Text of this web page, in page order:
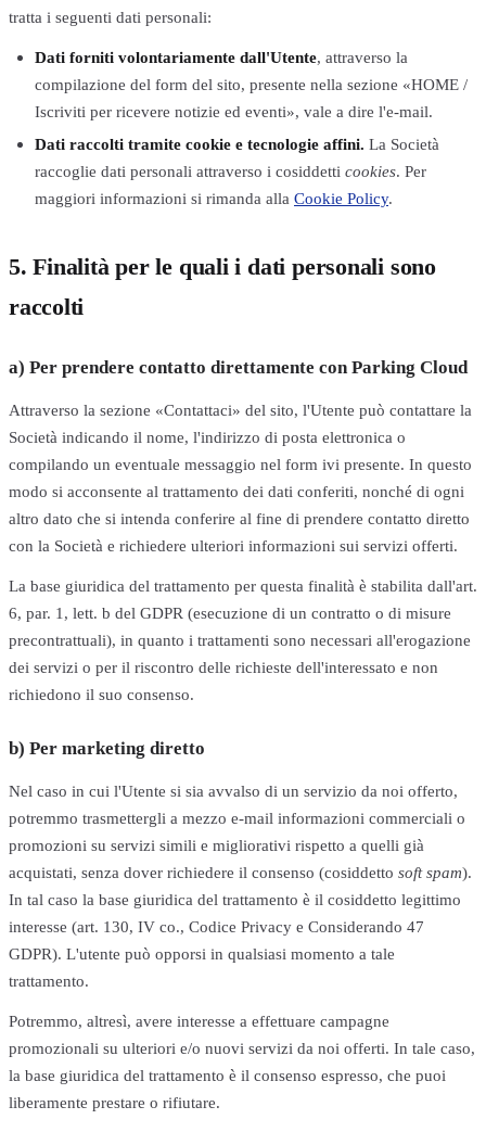
tratta i seguenti dati personali:
Dati forniti volontariamente dall'Utente, attraverso la
compilazione del form del sito, presente nella sezione «HOME /
Iscriviti per ricevere notizie ed eventi», vale a dire l'e-mail.
Dati raccolti tramite cookie e tecnologie affini. La Società
raccoglie dati personali attraverso i cosiddetti cookies. Per
maggiori informazioni si rimanda alla Cookie Policy.
5. Finalità per le quali i dati personali sono
raccolti
a) Per prendere contatto direttamente con Parking Cloud
Attraverso la sezione «Contattaci» del sito, l'Utente può contattare la
Società indicando il nome, l'indirizzo di posta elettronica o
compilando un eventuale messaggio nel form ivi presente. In questo
modo si acconsente al trattamento dei dati conferiti, nonché di ogni
altro dato che si intenda conferire al fine di prendere contatto diretto
con la Società e richiedere ulteriori informazioni sui servizi offerti.
La base giuridica del trattamento per questa finalità è stabilita dall'art.
6, par. 1, lett. b del GDPR (esecuzione di un contratto o di misure
precontrattuali), in quanto i trattamenti sono necessari all'erogazione
dei servizi o per il riscontro delle richieste dell'interessato e non
richiedono il suo consenso.
b) Per marketing diretto
Nel caso in cui l'Utente si sia avvalso di un servizio da noi offerto,
potremmo trasmettergli a mezzo e-mail informazioni commerciali o
promozioni su servizi simili e migliorativi rispetto a quelli già
acquistati, senza dover richiedere il consenso (cosiddetto soft spam).
In tal caso la base giuridica del trattamento è il cosiddetto legittimo
interesse (art. 130, IV co., Codice Privacy e Considerando 47
GDPR). L'utente può opporsi in qualsiasi momento a tale
trattamento.
Potremmo, altresì, avere interesse a effettuare campagne
promozionali su ulteriori e/o nuovi servizi da noi offerti. In tale caso,
la base giuridica del trattamento è il consenso espresso, che puoi
liberamente prestare o rifiutare.